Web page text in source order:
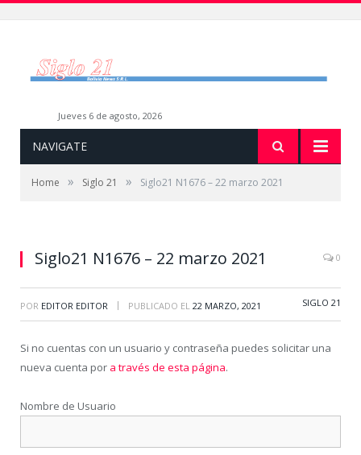
jueves 6 de agosto, 2026
NAVIGATE
Home » Siglo 21 » Siglo21 N1676 – 22 marzo 2021
Siglo21 N1676 – 22 marzo 2021 0
POR EDITOR EDITOR | PUBLICADO EL 22 MARZO, 2021 SIGLO 21
Si no cuentas con un usuario y contraseña puedes solicitar una
nueva cuenta por a través de esta página.
Nombre de Usuario